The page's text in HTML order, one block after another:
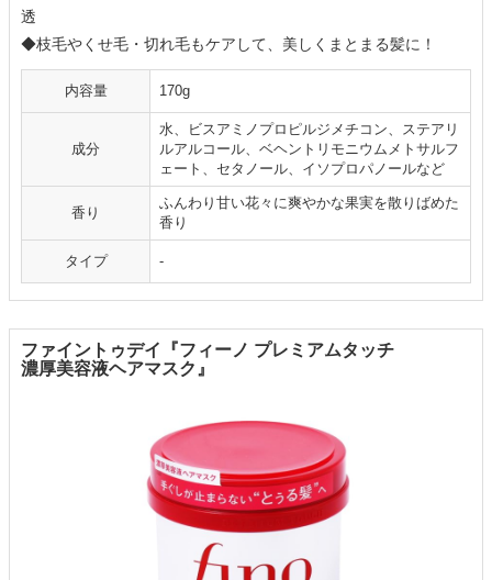
透
◆枝毛やくせ毛・切れ毛もケアして、美しくまとまる髪に！
内容量 170g
成分
水、ビスアミノプロピルジメチコン、ステアリ
ルアルコール、ベヘントリモニウムメトサルフ
ェート、セタノール、イソプロパノールなど
香り
ふんわり甘い花々に爽やかな果実を散りばめた
香り
タイプ -
ファイントゥデイ『フィーノ プレミアムタッチ
濃厚美容液ヘアマスク』